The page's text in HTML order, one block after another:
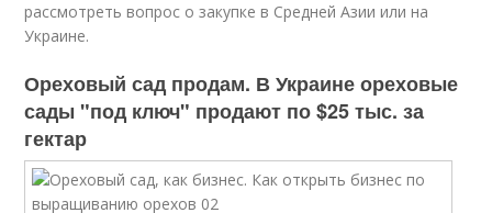
рассмотреть вопрос о закупке в Средней Азии или на
Украине.
Ореховый сад продам. В Украине ореховые
сады "под ключ" продают по $25 тыс. за
гектар